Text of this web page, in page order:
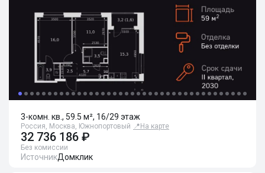
3-комн. кв., 59.5 м², 16/29 этаж
Россия, Москва, Южнопортовый 📍 На карте
32 736 186 ₽
Без комиссии
ИсточникДомклик